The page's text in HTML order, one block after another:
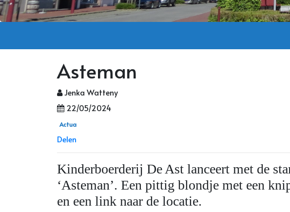
Asteman
Jenka Watteny
22/05/2024
Actua
Delen
Kinderboerderij De Ast lanceert met de
‘Asteman’. Een pittig blondje met een
en een link naar de locatie.